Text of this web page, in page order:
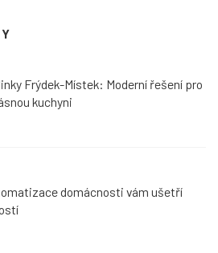
Frýdek-Místek: Moderní řešení pro
kuchyni
domácnosti vám ušetří